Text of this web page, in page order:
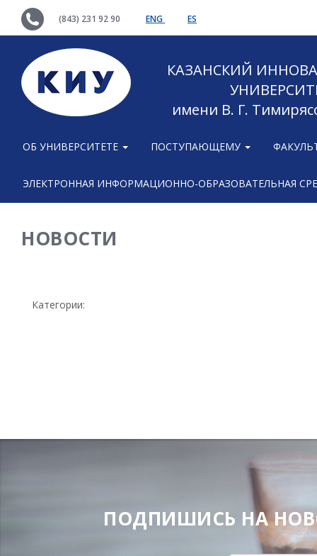
(843) 231 92 90 ENG ES
КАЗАНСКИЙ
имени В. Г.
ОБ УНИВЕРСИТЕТЕ ПОСТУПАЮЩЕМУ
ЭЛЕКТРОННАЯ ИНФОРМАЦИОННО-ОБРАЗОВАТЕЛЬНАЯ
НОВОСТИ
Категории:
ПОДПИШИСЬ НА